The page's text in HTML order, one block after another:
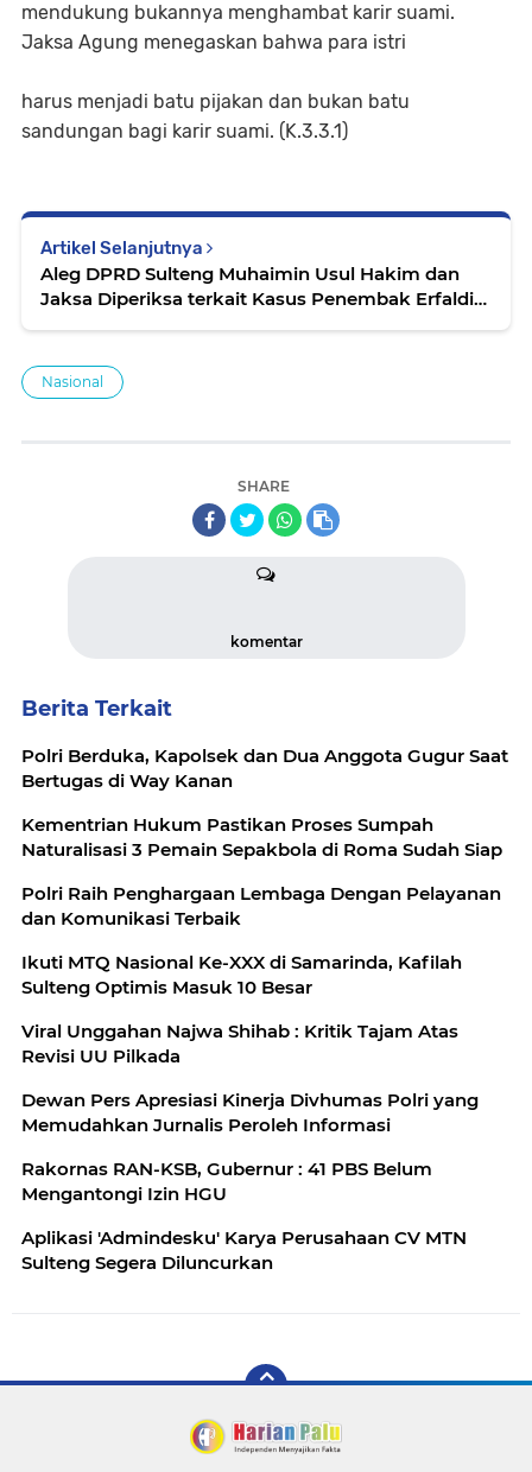
mendukung bukannya menghambat karir suami.
Jaksa Agung menegaskan bahwa para istri
harus menjadi batu pijakan dan bukan batu
sandungan bagi karir suami. (K.3.3.1)
Artikel Selanjutnya
Aleg DPRD Sulteng Muhaimin Usul Hakim dan
Jaksa Diperiksa terkait Kasus Penembak Erfaldi
Nasional
SHARE
komentar
Berita Terkait
Polri Berduka, Kapolsek dan Dua Anggota Gugur Saat
Bertugas di Way Kanan
Kementrian Hukum Pastikan Proses Sumpah
Naturalisasi 3 Pemain Sepakbola di Roma Sudah Siap
Polri Raih Penghargaan Lembaga Dengan Pelayanan
dan Komunikasi Terbaik
Ikuti MTQ Nasional Ke-XXX di Samarinda, Kafilah
Sulteng Optimis Masuk 10 Besar
Viral Unggahan Najwa Shihab : Kritik Tajam Atas
Revisi UU Pilkada
Dewan Pers Apresiasi Kinerja Divhumas Polri yang
Memudahkan Jurnalis Peroleh Informasi
Rakornas RAN-KSB, Gubernur : 41 PBS Belum
Mengantongi Izin HGU
Aplikasi 'Admindesku' Karya Perusahaan CV MTN
Sulteng Segera Diluncurkan